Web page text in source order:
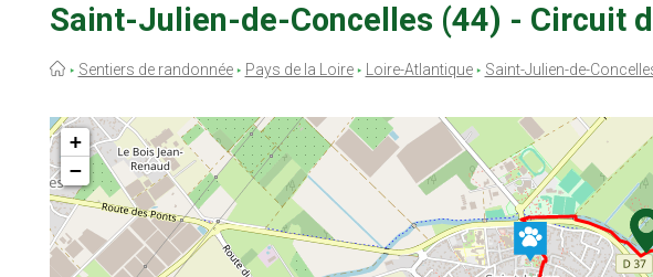
contenuSaint-Julien-de-Concelles (44) - Circuit
Fil
Sentiers de randonnée Pays de la Loire Loire-Atlantique Saint-Julien-de-
+
−